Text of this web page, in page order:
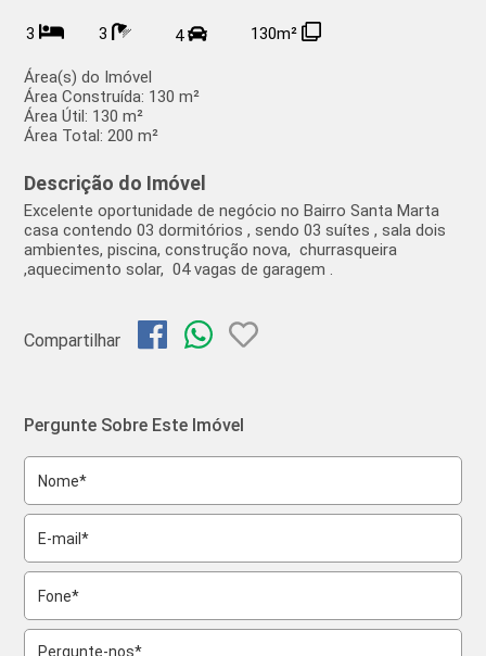
3 3 4 130m²
Área(s) do Imóvel
Área Construída: 130 m²
Área Útil: 130 m²
Área Total:200 m²
Descrição do Imóvel
Excelente oportunidade de negócio no Bairro Santa Marta
casa contendo 03 dormitórios , sendo 03 suítes , sala dois
ambientes, piscina, construção nova, churrasqueira
,aquecimento solar, 04 vagas de garagem .
Compartilhar
Pergunte Sobre Este Imóvel